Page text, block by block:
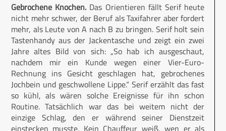
Gebrochene Knochen. Das Orientieren fällt Serif heute
nicht mehr schwer, der Beruf als Taxifahrer aber fordert
mehr, als Leute von A nach B zu bringen. Serif holt sein
Tastenhandy aus der Jackentasche und zeigt ein zwei
Jahre altes Bild von sich: „So hab ich ausgeschaut,
nachdem mir ein Kunde wegen einer Vier-Euro-
Rechnung ins Gesicht geschlagen hat, gebrochenes
Jochbein und geschwollene Lippe.“ Serif erzählt das fast
so kühl, als wären solche Ereignisse für ihn schon
Routine. Tatsächlich war das bei weitem nicht der
einzige Schlag, den er während seiner Dienstzeit
einstecken musste. Kein Chauffeur weiß, wen er als